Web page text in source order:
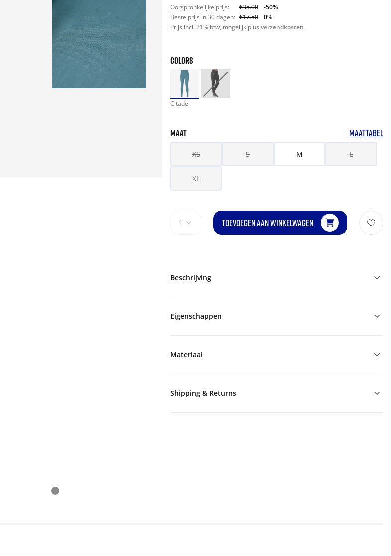
Oorspronkelijke prijs: €35.00
-50%
Beste prijs in 30 dagen: €17.50
0%
Prijs incl. 21% btw, mogelijk plus verzendkosten
COLORS
Citadel
MAAT MAATTABEL
XS S M L
XL
1 TOEVOEGEN AAN WINKELWAGEN
Beschrijving
Eigenschappen
Materiaal
Shipping & Returns